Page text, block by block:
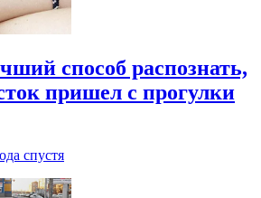
способ распознать,
пришел с прогулки
спустя